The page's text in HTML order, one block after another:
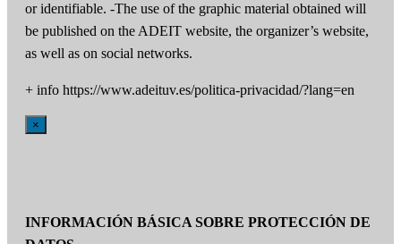
or identifiable. -The use of the graphic material obtained will
be published on the ADEIT website, the organizer’s website,
as well as on social networks.
+ info https://www.adeituv.es/politica-privacidad/?lang=en
×
INFORMACIÓN BÁSICA SOBRE PROTECCIÓN DE